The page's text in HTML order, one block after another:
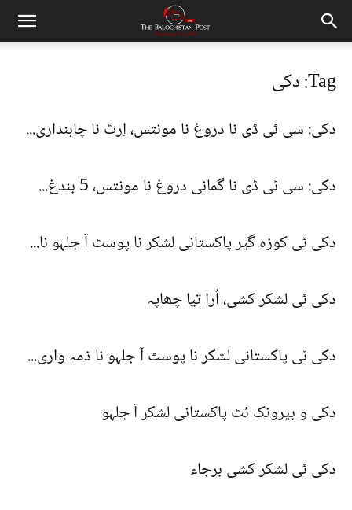
Tag: دکی
دکی: سی ٹی ڈی نا دروغ نا مونتس، اِرٹ نا چاہنداری...
دکی: سی ٹی ڈی نا گمانی دروغ نا مونتس، 5 بندغ...
دکی ٹی کوزہ گیر پاکستانی لشکر نا پوسٹ آ جلہو نا...
دکی ٹی لشکر کشی، اُرا تیا چھاپہ
دکی ٹی پاکستانی لشکر نا پوسٹ آ جلہو نا ذمہ واری...
دکی و ہیرونک ئٹ پاکستانی لشکر آ جلہو
دکی ٹی لشکر کشی برجاء